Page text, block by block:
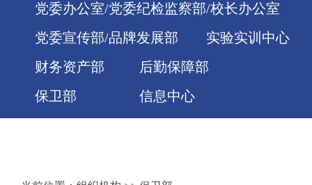
党委办公室/党委纪检监察部/校长办公室
党委宣传部/品牌发展部
实验实训中心
财务资产部
后勤保障部
保卫部
信息中心